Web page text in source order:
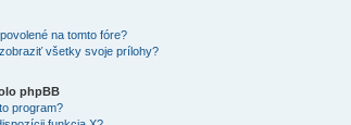
na tomto fóre?
všetky svoje prílohy?
phpBB
program?